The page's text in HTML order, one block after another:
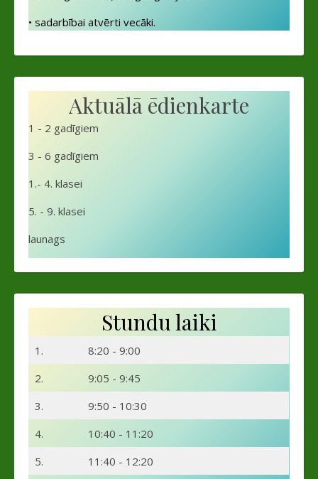
• sadarbībai atvērti vecāki.
Aktuālā ēdienkarte
1 - 2 gadīgiem
3 - 6 gadīgiem
1.- 4. klasei
5. - 9. klasei
launags
Stundu laiki
1.
8:20 - 9:00
2.
9:05 - 9:45
3.
9:50 - 10:30
4.
10:40 - 11:20
5.
11:40 - 12:20